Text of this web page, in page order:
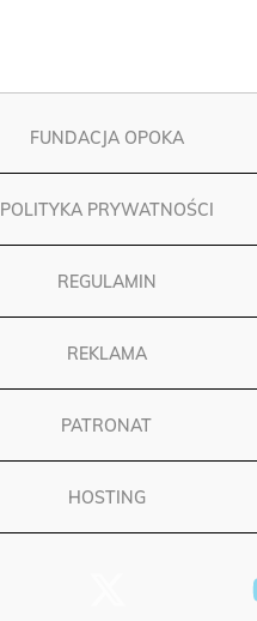
FUNDACJA OPOKA
POLITYKA PRYWATNOŚCI
REGULAMIN
REKLAMA
PATRONAT
HOSTING